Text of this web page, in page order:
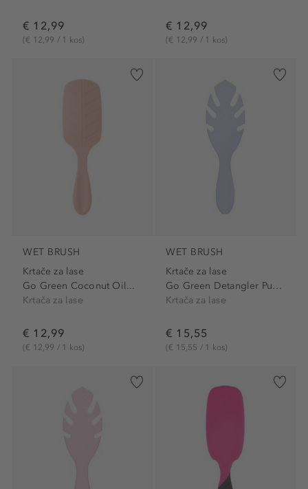
€ 12,99
(€ 12,99 / 1 kos)
€ 12,99
(€ 12,99 / 1 kos)
WET BRUSH
Krtače za lase
Go Green Coconut Oil...
Krtača za lase
€ 12,99
(€ 12,99 / 1 kos)
WET BRUSH
Krtače za lase
Go Green Detangler Purple
Krtača za lase
€ 15,55
(€ 15,55 / 1 kos)